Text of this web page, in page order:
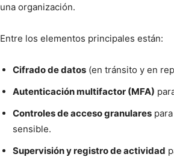
una organización.
Entre los elementos principales están:
Cifrado de datos (en tránsito y en
Autenticación multifactor (MFA)
Controles de acceso granulares
sensible.
Supervisión y registro de actividad